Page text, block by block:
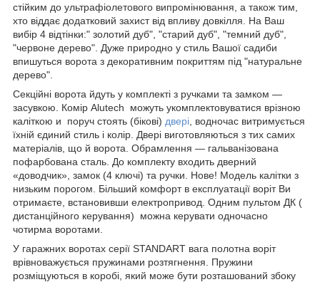
стійким до ультрафіолетового випромінювання, а також тим,
хто віддає додатковий захист від впливу довкілля. На Ваш
вибір 4 відтінки:" золотий дуб", "старий дуб", "темний дуб",
"червоне дерево". Дуже природно у стиль Вашої садиби
впишуться ворота з декоративним покриттям під "натуральне
дерево".
Секційні ворота йдуть у комплекті з ручками та замком —
засувкою. Комір Alutech можуть укомплектовуватися врізною
каліткою и поруч стоять (бікові) двері , водночас витримується
їхній єдиний стиль і колір. Двері виготовляються з тих самих
матеріалів, що й ворота. Обрамлення — гальванізована
пофарбована сталь. До комплекту входить дверний
«доводчик», замок (4 ключі) та ручки. Нове! Модель калітки з
низьким порогом. Більший комфорт в експлуатації воріт Ви
отримаєте, встановивши електропривод. Одним пультом ДК (
дистанційного керування) можна керувати одночасно
чотирма воротами.
У гаражних воротах серії STANDART вага полотна воріт
врівноважується пружинами розтягнення. Пружини
розміщуються в коробі, який може бути розташований збоку